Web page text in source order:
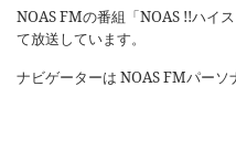
NOAS FMの番組「NOAS !!ハイ
て放送しています。
ナビゲーターは NOAS FMパーソ